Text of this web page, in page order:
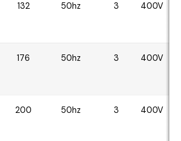
132 50hz 3 400V
176 50hz 3 400V
200 50hz 3 400V